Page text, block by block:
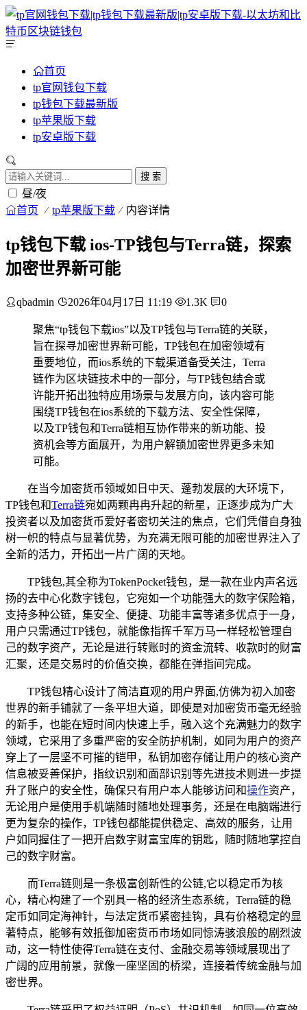
首页
tp官网钱包下载
tp钱包下载最新版
tp苹果版下载
tp安卓版下载
搜 索
昼/夜
首页 tp苹果版下载 内容详情
tp钱包下载 ios-TP钱包与Terra链，探索
加密世界新可能
qbadmin 2026年04月17日 11:19 1.3K 0
聚焦“tp钱包下载ios”以及TP钱包与Terra链的关联，
旨在探寻加密世界新可能，TP钱包在加密领域有
重要地位，而ios系统的下载渠道备受关注，Terra
链作为区块链技术中的一部分，与TP钱包结合或
许能开拓出独特应用场景与发展方向，该内容可能
围绕TP钱包在ios系统的下载方法、安全性保障，
以及TP钱包和Terra链相互协作带来的新功能、投
资机会等方面展开，为用户解锁加密世界更多未知
可能。
在当今加密货币领域如日中天、蓬勃发展的大环境下，
TP钱包和Terra链宛如两颗冉冉升起的新星，正逐步成为广大
投资者以及加密货币爱好者密切关注的焦点，它们凭借自身独
树一帜的特点与显著优势，为充满无限可能的加密世界注入了
全新的活力，开拓出一片广阔的天地。
TP钱包,其全称为TokenPocket钱包，是一款在业内声名远
扬的去中心化数字钱包，它宛如一个功能强大的数字保险箱，
支持多种公链，集安全、便捷、功能丰富等诸多优点于一身，
用户只需通过TP钱包，就能像指挥千军万马一样轻松管理自
己的数字资产，无论是进行转账时的资金流转、收款时的财富
汇聚，还是交易时的价值交换，都能在弹指间完成。
TP钱包精心设计了简洁直观的用户界面,仿佛为初入加密
世界的新手铺就了一条平坦大道，即使是对加密货币毫无经验
的新手，也能在短时间内快速上手，融入这个充满魅力的数字
领域，它采用了多重严密的安全防护机制，如同为用户的资产
穿上了一层坚不可摧的铠甲，私钥加密存储让用户的核心资产
信息被妥善保护，指纹识别和面部识别等先进技术则进一步提
升了账户的安全性，确保只有用户本人能够访问和操作资产，
无论用户是使用手机端随时随地处理事务，还是在电脑端进行
更为复杂的操作，TP钱包都能提供稳定、高效的服务，让用
户如同握住了一把开启数字财富宝库的钥匙，随时随地掌控自
己的数字财富。
而Terra链则是一条极富创新性的公链,它以稳定币为核
心，精心构建了一个别具一格的经济生态系统，Terra链的稳
定币如同定海神针，与法定货币紧密挂钩，具有价格稳定的显
著特点，能够有效抵御加密货币市场如同惊涛骇浪般的剧烈波
动，这一特性使得Terra链在支付、金融交易等领域展现出了
广阔的应用前景，就像一座坚固的桥梁，连接着传统金融与加
密世界。